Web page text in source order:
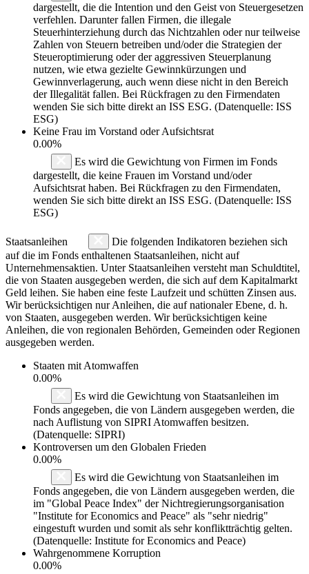
dargestellt, die die Intention und den Geist von Steuergesetzen
verfehlen. Darunter fallen Firmen, die illegale
Steuerhinterziehung durch das Nichtzahlen oder nur teilweise
Zahlen von Steuern betreiben und/oder die Strategien der
Steueroptimierung oder der aggressiven Steuerplanung
nutzen, wie etwa gezielte Gewinnkürzungen und
Gewinnverlagerung, auch wenn diese nicht in den Bereich
der Illegalität fallen. Bei Rückfragen zu den Firmendaten
wenden Sie sich bitte direkt an ISS ESG. (Datenquelle: ISS
ESG)
Keine Frau im Vorstand oder Aufsichtsrat
0.00%
Es wird die Gewichtung von Firmen im Fonds
dargestellt, die keine Frauen im Vorstand und/oder
Aufsichtsrat haben. Bei Rückfragen zu den Firmendaten,
wenden Sie sich bitte direkt an ISS ESG. (Datenquelle: ISS
ESG)
Staatsanleihen
Die folgenden Indikatoren beziehen sich
auf die im Fonds enthaltenen Staatsanleihen, nicht auf
Unternehmensaktien. Unter Staatsanleihen versteht man Schuldtitel,
die von Staaten ausgegeben werden, die sich auf dem Kapitalmarkt
Geld leihen. Sie haben eine feste Laufzeit und schütten Zinsen aus.
Wir berücksichtigen nur Anleihen, die auf nationaler Ebene, d. h.
von Staaten, ausgegeben werden. Wir berücksichtigen keine
Anleihen, die von regionalen Behörden, Gemeinden oder Regionen
ausgegeben werden.
Staaten mit Atomwaffen
0.00%
Es wird die Gewichtung von Staatsanleihen im
Fonds angegeben, die von Ländern ausgegeben werden, die
nach Auflistung von SIPRI Atomwaffen besitzen.
(Datenquelle: SIPRI)
Kontroversen um den Globalen Frieden
0.00%
Es wird die Gewichtung von Staatsanleihen im
Fonds angegeben, die von Ländern ausgegeben werden, die
im "Global Peace Index" der Nichtregierungsorganisation
"Institute for Economics and Peace" als "sehr niedrig"
eingestuft wurden und somit als sehr konfliktträchtig gelten.
(Datenquelle: Institute for Economics and Peace)
Wahrgenommene Korruption
0.00%